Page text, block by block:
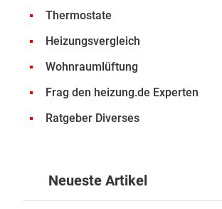
Thermostate
Heizungsvergleich
Wohnraumlüftung
Frag den heizung.de Experten
Ratgeber Diverses
Neueste Artikel